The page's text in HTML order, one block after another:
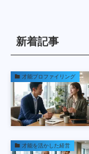
新着記事
才能プロファイリング
才能を活かした経営